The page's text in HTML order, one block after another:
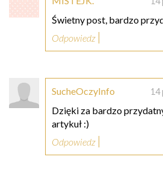
Świetny post, bardzo
Odpowiedz
SucheOczyInfo 14
Dzięki za bardzo
artykuł :)
Odpowiedz